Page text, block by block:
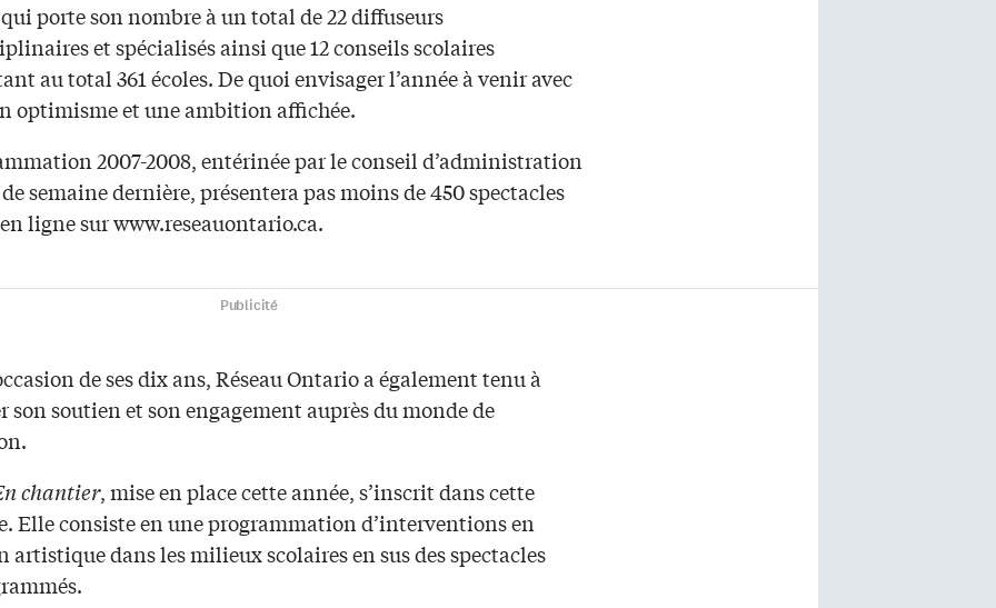
porte son nombre à un total de 22 diffuseurs
et spécialisés ainsi que 12 conseils scolaires
au total 361 écoles. De quoi envisager l’année à venir avec
optimisme et une ambition affichée.
2007-2008, entérinée par le conseil d’administration
semaine dernière, présentera pas moins de 450 spectacles
ligne sur www.reseauontario.ca.
Publicité
de ses dix ans, Réseau Ontario a également tenu à
son soutien et son engagement auprès du monde de
chantier, mise en place cette année, s’inscrit dans cette
Elle consiste en une programmation d’interventions en
artistique dans les milieux scolaires en sus des spectacles